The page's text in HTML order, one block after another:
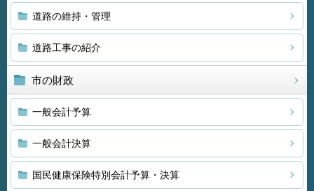
道路の維持・管理
道路工事の紹介
市の財政
一般会計予算
一般会計決算
国民健康保険特別会計予算・決算